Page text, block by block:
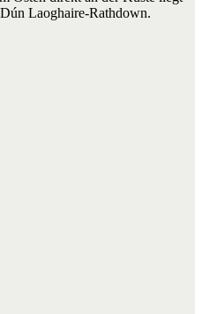
Laoghaire-Rathdown.